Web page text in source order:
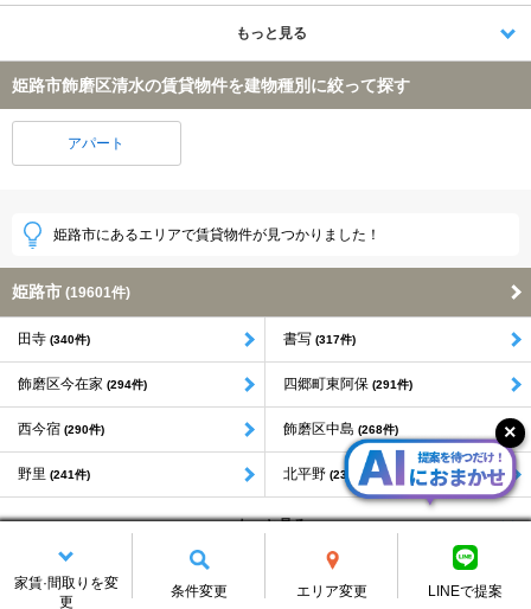
家賃·間取りを変
更
条件変更 エリア変更 LINEで提案
もっと見る
姫路市飾磨区清水の賃貸物件を建物種別に絞って探す
アパート
姫路市にあるエリアで賃貸物件が見つかりました！
姫路市 (19601件)
田寺 (340件) 書写 (317件)
飾磨区今在家 (294件) 四郷町東阿保 (291件)
西今宿 (290件) 飾磨区中島 (268件)
野里 (241件) 北平野 (233件)
もっと見る